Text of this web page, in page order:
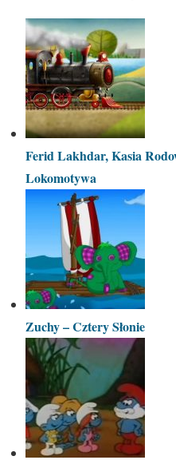
Ferid Lakhdar, Kasia
Lokomotywa
Zuchy – Cztery Słonie